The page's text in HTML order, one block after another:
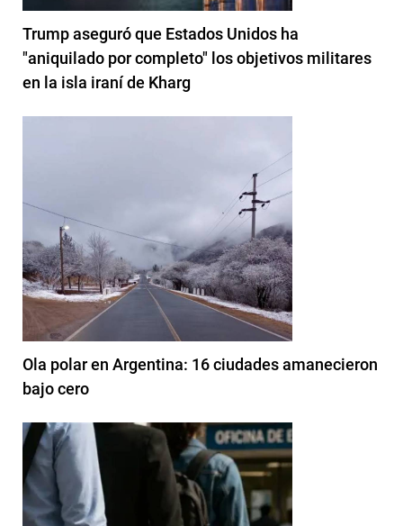
Trump aseguró que Estados Unidos ha
"aniquilado por completo" los objetivos militares
en la isla iraní de Kharg
Ola polar en Argentina: 16 ciudades amanecieron
bajo cero